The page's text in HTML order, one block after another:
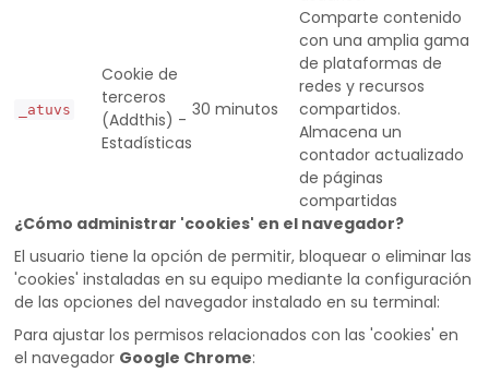
_atuvs
Cookie de
terceros
(Addthis) -
Estadísticas
30 minutos
Comparte contenido
con una amplia gama
de plataformas de
redes y recursos
compartidos.
Almacena un
contador actualizado
de páginas
compartidas
¿Cómo administrar 'cookies' en el navegador?
El usuario tiene la opción de permitir, bloquear o eliminar las
'cookies' instaladas en su equipo mediante la configuración
de las opciones del navegador instalado en su terminal:
Para ajustar los permisos relacionados con las 'cookies' en
el navegador Google Chrome: